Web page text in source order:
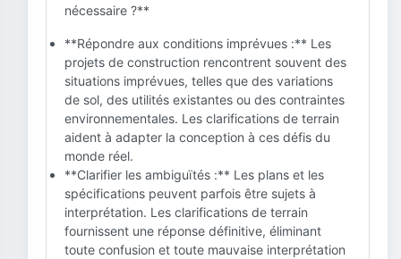
nécessaire ?**
**Répondre aux conditions imprévues :** Les
projets de construction rencontrent souvent des
situations imprévues, telles que des variations
de sol, des utilités existantes ou des contraintes
environnementales. Les clarifications de terrain
aident à adapter la conception à ces défis du
monde réel.
**Clarifier les ambiguïtés :** Les plans et les
spécifications peuvent parfois être sujets à
interprétation. Les clarifications de terrain
fournissent une réponse définitive, éliminant
toute confusion et toute mauvaise interprétation